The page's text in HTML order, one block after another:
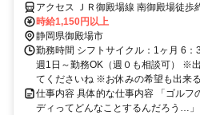
アクセス ＪＲ御殿場線 南御殿場徒歩
士山口徒歩約80分、ＪＲ御殿場線 富
場IC」より約18分
時給1,150円以上
静岡県御殿場市
勤務時間 シフトサイクル：1ヶ月 6
週1日～勤務OK（週０も相談可） ※
てくださいね ※お休みの希望も出来
仕事内容 具体的な仕事内容 「ゴルフ
ディってどんなことするんだろう…